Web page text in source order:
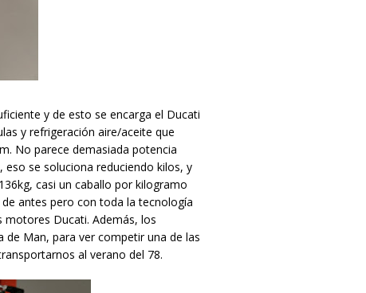
y de esto se encarga el Ducati
y refrigeración aire/aceite que
No parece demasiada potencia
se soluciona reduciendo kilos, y
casi un caballo por kilogramo
antes pero con toda la tecnología
motores Ducati. Además, los
Man, para ver competir una de las
al verano del 78.